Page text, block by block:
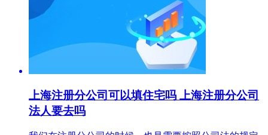
上海注册分公司可以填住宅吗 上海注册分公司
法人要去吗